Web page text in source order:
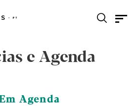
e Agenda
Agenda